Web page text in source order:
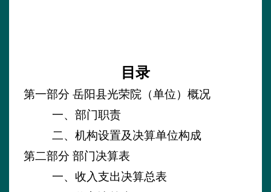
目录
第一部分 岳阳县光荣院 （单位） 概况
一、部门职责
二、机构设置及决算单位构成
第二部分 部门决算表
一、收入支出决算总表